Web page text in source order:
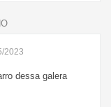
2023
dessa galera